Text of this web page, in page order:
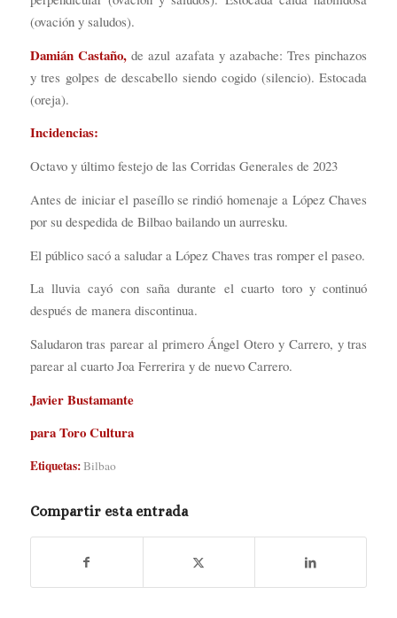
(ovación y saludos).
Damián Castaño, de azul azafata y azabache: Tres pinchazos
y tres golpes de descabello siendo cogido (silencio). Estocada
(oreja).
Incidencias:
Octavo y último festejo de las Corridas Generales de 2023
Antes de iniciar el paseíllo se rindió homenaje a López Chaves
por su despedida de Bilbao bailando un aurresku.
El público sacó a saludar a López Chaves tras romper el paseo.
La lluvia cayó con saña durante el cuarto toro y continuó
después de manera discontinua.
Saludaron tras parear al primero Ángel Otero y Carrero, y tras
parear al cuarto Joa Ferrerira y de nuevo Carrero.
Javier Bustamante
para Toro Cultura
Etiquetas:Bilbao
Compartir esta entrada